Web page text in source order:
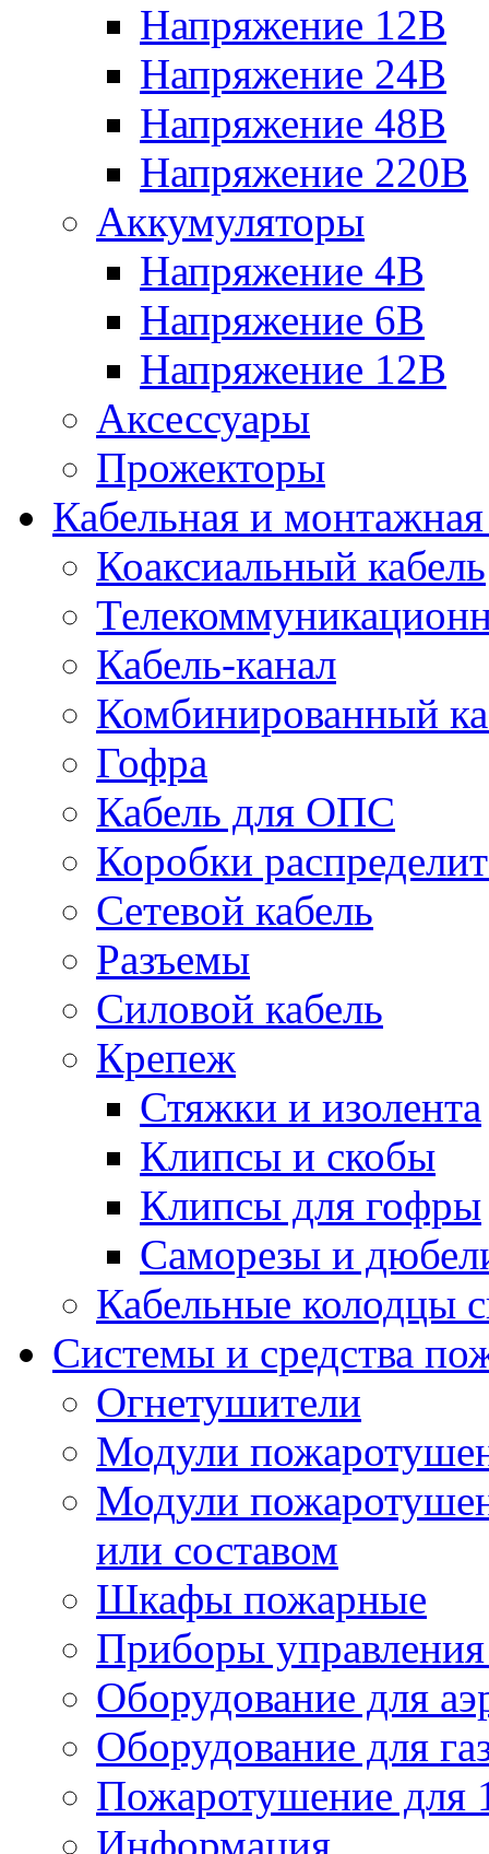
Напряжение 12В
Напряжение 24В
Напряжение 48В
Напряжение 220В
Аккумуляторы
Напряжение 4В
Напряжение 6В
Напряжение 12В
Аксессуары
Прожекторы
Кабельная и
Коаксиальный кабель
Кабель-канал
Комбинированный
Гофра
Кабель для ОПС
Коробки
Сетевой кабель
Разъемы
Силовой кабель
Крепеж
Стяжки и изолента
Клипсы и скобы
Клипсы для гофры
Саморезы и
Кабельные колодцы
Системы и средства
Огнетушители
Модули
Модули
или составом
Шкафы пожарные
Приборы
Оборудование для
Оборудование для
Пожаротушение для